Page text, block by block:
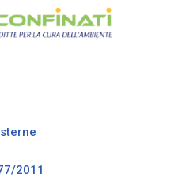
2011